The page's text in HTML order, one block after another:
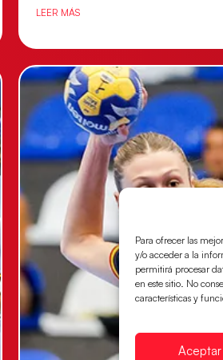
Para ofrecer las
y/o acceder a la
permitirá procesar
en este sitio. No
características y
Aceptar
LEER MÁS